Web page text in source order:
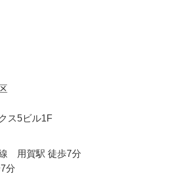
ス5ビル1F
用賀駅 徒歩7分
分